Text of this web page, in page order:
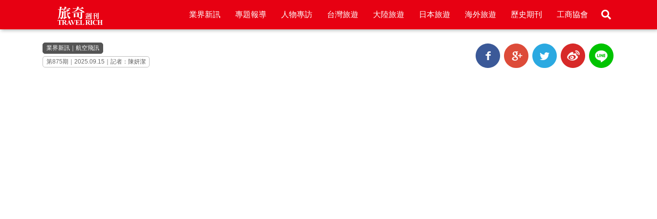
業界新訊 專題報導 人物專訪 台灣旅遊 大陸旅遊 日本旅遊 海外旅遊 歷史期刊 工商協會
業界新訊
航空飛訊
第875期｜2025.09.15｜記者：陳妍潔